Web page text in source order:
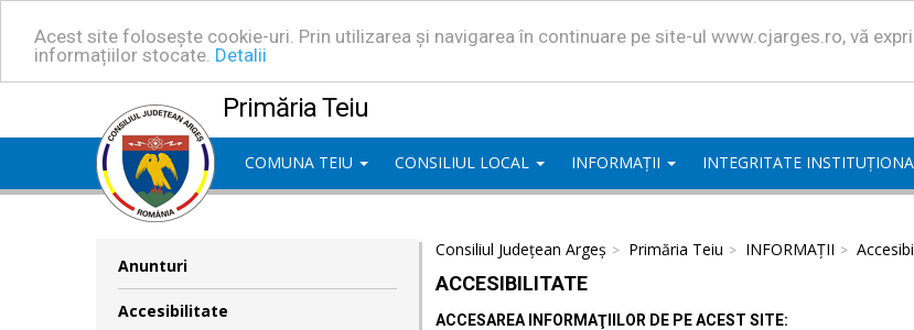
Acest site folosește cookie-uri. Prin utilizarea și navigarea în continuare pe site-ul www.cjarges.ro, vă
informațiilor stocate. Detalii
Primăria Teiu
COMUNA TEIU CONSILIUL LOCAL INFORMAȚII INTEGRITATE
Anunturi
Accesibilitate
Consiliul Județean Argeș Primăria Teiu INFORMAȚII
ACCESIBILITATE
ACCESAREA INFORMAŢIILOR DE PE ACEST SITE: